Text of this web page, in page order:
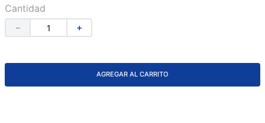
Cantidad
＋
－
AGREGAR AL CARRITO